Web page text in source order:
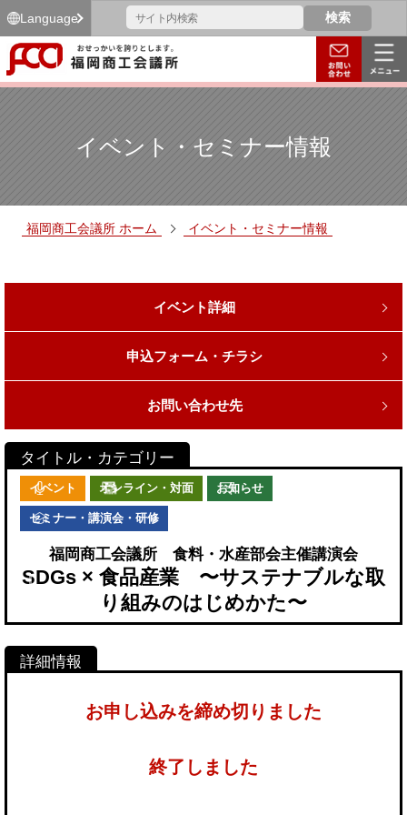
Language
イベント・セミナー情報
福岡商工会議所 ホーム イベント・セミナー情報
イベント詳細
申込フォーム・チラシ
お問い合わせ先
イベント オンライン・対面 お知らせ
セミナー・講演会・研修
福岡商工会議所 食料・水産部会主催講演会
SDGs × 食品産業 〜サステナブルな取
り組みのはじめかた〜
お申し込みを締め切りました
終了しました